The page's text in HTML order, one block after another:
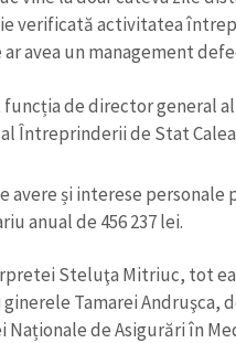
verificată activitatea
avea un management
de director general
Întreprinderii de Stat
avere și interese personale
anual de 456 237 lei.
Steluţa Mitriuc, tot
Tamarei Andruşca,
de Asigurări în